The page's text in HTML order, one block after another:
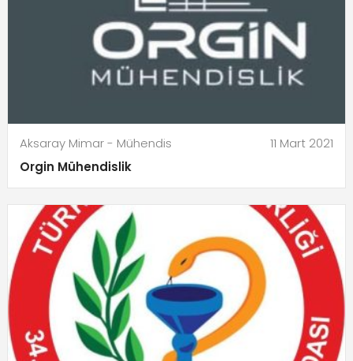
Aksaray Mimar - Mühendis
11 Mart 2021
Orgin Mühendislik